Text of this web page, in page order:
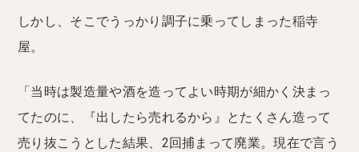
しかし、そこでうっかり調子に乗ってしまった稲寺
屋。
「当時は製造量や酒を造ってよい時期が細かく決まっ
てたのに、『出したら売れるから』とたくさん造って
売り抜こうとした結果、2回捕まって廃業。現在で言う